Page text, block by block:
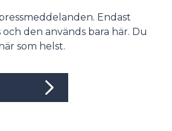
Endast
den används bara här. Du
som helst.